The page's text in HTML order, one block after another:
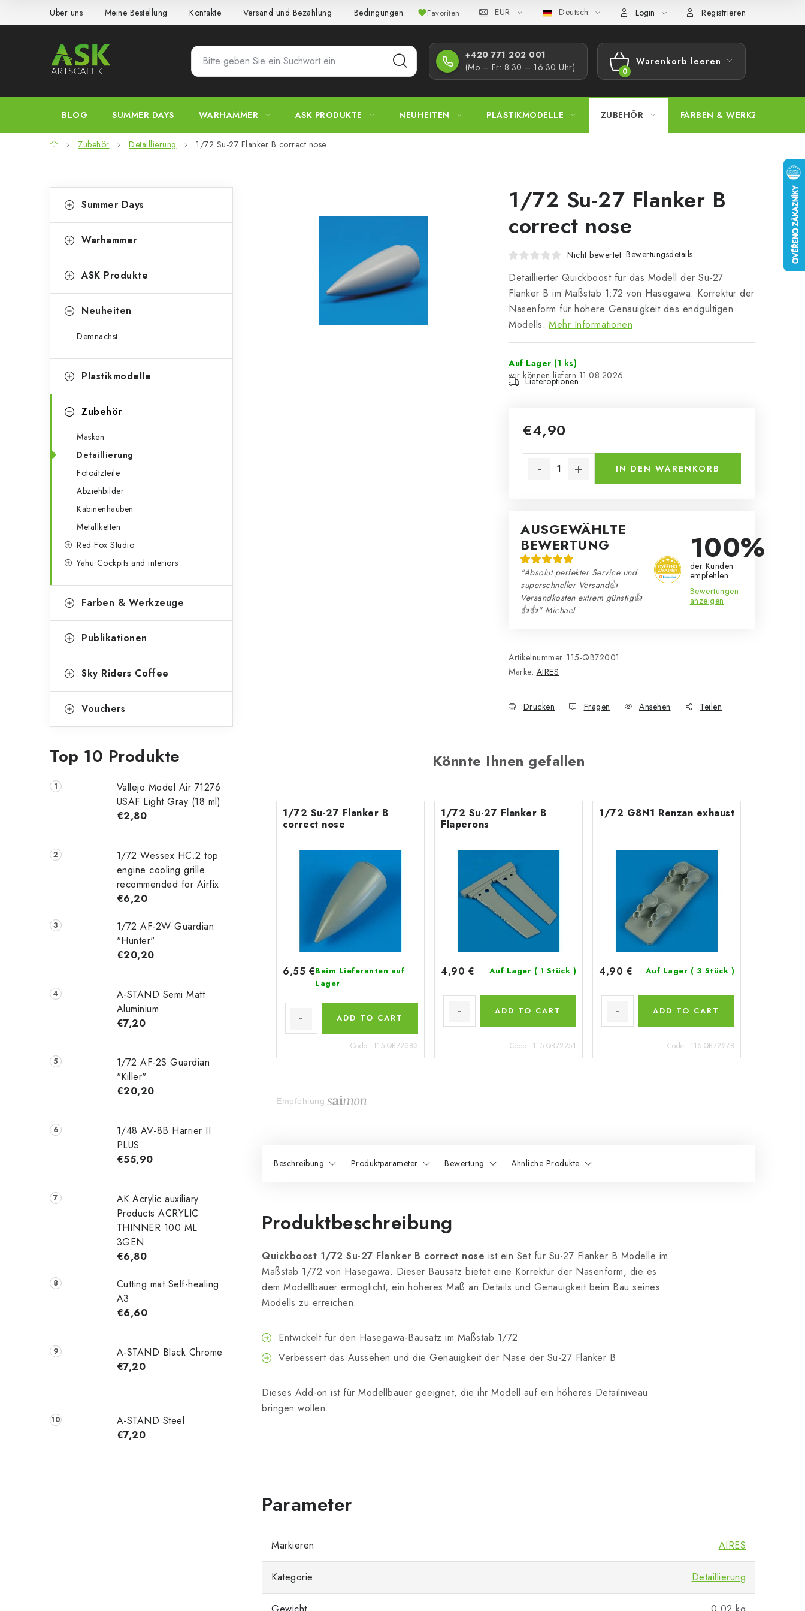
Über uns Meine Bestellung Kontakte Versand und Bezahlung Bedingungen und Konditionen Datenschutzbestimmungen Beschwerdeverfahren Großhandel
Favoriten EUR Deutsch Login Registrieren
+420 771 202 001​
(Mo – Fr: 8:30 – 16:30 Uhr)
WARENKORB
Warenkorb leeren
BLOG SUMMER DAYS WARHAMMER ASK PRODUKTE NEUHEITEN PLASTIKMODELLE ZUBEHÖR FARBEN & WERKZEUGE
StartseiteZubehör Detaillierung 1/72 Su-27 Flanker B correct nose
e
t
e
e
s
e
überspringen
a
e
o
e
Summer Days
Warhammer
ASK Produkte
Neuheiten
Demnächst
Plastikmodelle
Zubehör
Masken
Detaillierung
Fotoätzteile
Abziehbilder
Kabinenhauben
Metallketten
Red Fox Studio
Yahu Cockpits and interiors
Farben & Werkzeuge
Publikationen
Sky Riders Coffee
Vouchers
Top 10 Produkte
Vallejo Model Air 71276
USAF Light Gray (18 ml)
€2,80
1/72 Wessex HC.2 top
engine cooling grille
recommended for Airfix
€6,20
1/72 AF-2W Guardian
"Hunter"
€20,20
A-STAND Semi Matt
Aluminium
€7,20
1/72 AF-2S Guardian
"Killer"
€20,20
1/48 AV-8B Harrier II
PLUS
€55,90
AK Acrylic auxiliary
Products ACRYLIC
THINNER 100 ML
3GEN
€6,80
Cutting mat Self-healing
A3
€6,60
A-STAND Black Chrome
€7,20
A-STAND Steel
€7,20
1/72 Su-27 Flanker B
correct nose
Nicht bewertet Bewertungsdetails
Detaillierter Quickboost für das Modell der Su-27
Flanker B im Maßstab 1:72 von Hasegawa. Korrektur der
Nasenform für höhere Genauigkeit des endgültigen
Modells. Mehr Informationen
Auf Lager (1 ks)
11.08.2026
Lieferoptionen
€4,90
IN DEN WARENKORB
AUSGEWÄHLTE
BEWERTUNG
"Absolut perfekter Service und
superschneller Versand👍
Versandkosten extrem günstig👍
👍👍" Michael
100%
der Kunden
empfehlen
Bewertungen
anzeigen
Artikelnummer: 115-QB72001
Marke: AIRES
Drucken Fragen Ansehen Teilen
Könnte Ihnen gefallen
1/72 Su-27 Flanker B
correct nose
6,55 €Beim Lieferanten auf
Lager
ADD TO CART
Code: 115-QB72383
1/72 Su-27 Flanker B
Flaperons
4,90 € Auf Lager ( 1 Stück )
ADD TO CART
Code: 115-QB72251
1/72 G8N1 Renzan exhaust
4,90 € Auf Lager ( 3 Stück )
ADD TO CART
Code: 115-QB72278
Empfehlung
Beschreibung Produktparameter Bewertung Ähnliche Produkte
Produktbeschreibung
Quickboost 1/72 Su-27 Flanker B correct nose ist ein Set für Su-27 Flanker B Modelle im
Maßstab 1/72 von Hasegawa. Dieser Bausatz bietet eine Korrektur der Nasenform, die es
dem Modellbauer ermöglicht, ein höheres Maß an Details und Genauigkeit beim Bau seines
Modells zu erreichen.
Entwickelt für den Hasegawa-Bausatz im Maßstab 1/72
Verbessert das Aussehen und die Genauigkeit der Nase der Su-27 Flanker B
Dieses Add-on ist für Modellbauer geeignet, die ihr Modell auf ein höheres Detailniveau
bringen wollen.
Markieren AIRES
Kategorie Detaillierung